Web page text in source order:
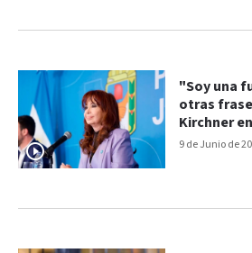
9 de Junio de
"Soy una
otras
Kirchner